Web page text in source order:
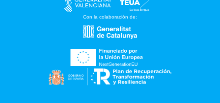
Con la colaboración de: